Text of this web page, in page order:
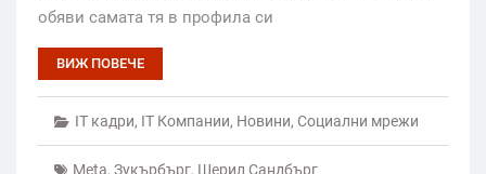
обяви самата тя в профила си
ВИЖ ПОВЕЧЕ
IT кадри, IT Компании, Новини, Социални мрежи
Meta, Зукърбърг, Шерил Сандбърг